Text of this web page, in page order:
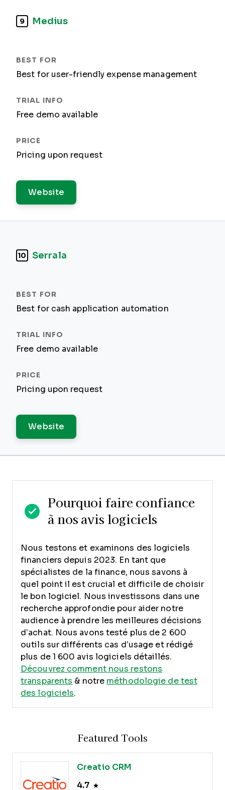
9 Medius
Best for user-friendly expense management
Free demo available
Pricing upon request
Website
10 Serrala
Best for cash application automation
Free demo available
Pricing upon request
Website
Pourquoi faire confiance
à nos avis logiciels
Nous testons et examinons des logiciels
financiers depuis 2023. En tant que
spécialistes de la finance, nous savons à
quel point il est crucial et difficile de choisir
le bon logiciel. Nous investissons dans une
recherche approfondie pour aider notre
audience à prendre les meilleures décisions
d’achat. Nous avons testé plus de 2 600
outils sur différents cas d’usage et rédigé
plus de 1 600 avis logiciels détaillés.
Découvrez comment nous restons
transparents & notre méthodologie de test
des logiciels.
Featured Tools
Creatio CRM
4.7